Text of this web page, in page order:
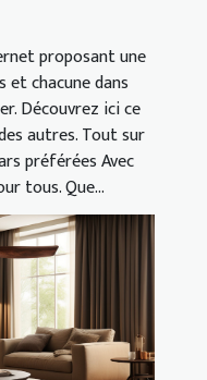
proposant une
chacune dans
Découvrez ici ce
autres. Tout sur
préférées Avec
tous. Que...